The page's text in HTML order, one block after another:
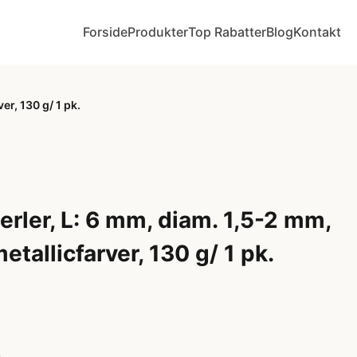
ForsideProdukterTop RabatterBlogKontakt
130 g/ 1 pk.
L: 6 mm, diam. 1,5-2 mm,
130 g/ 1 pk.